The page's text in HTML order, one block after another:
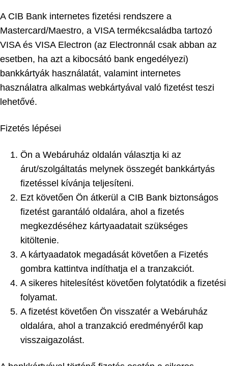
A CIB Bank internetes fizetési rendszere a
Mastercard/Maestro, a VISA termékcsaládba tartozó
VISA és VISA Electron (az Electronnál csak abban az
esetben, ha azt a kibocsátó bank engedélyezi)
bankkártyák használatát, valamint internetes
használatra alkalmas webkártyával való fizetést teszi
lehetővé.
Fizetés lépései
Ön a Webáruház oldalán választja ki az
árut/szolgáltatás melynek összegét bankkártyás
fizetéssel kívánja teljesíteni.
Ezt követően Ön átkerül a CIB Bank biztonságos
fizetést garantáló oldalára, ahol a fizetés
megkezdéséhez kártyaadatait szükséges
kitöltenie.
A kártyaadatok megadását követően a Fizetés
gombra kattintva indíthatja el a tranzakciót.
A sikeres hitelesítést követően folytatódik a fizetési
folyamat.
A fizetést követően Ön visszatér a Webáruház
oldalára, ahol a tranzakció eredményéről kap
visszaigazolást.